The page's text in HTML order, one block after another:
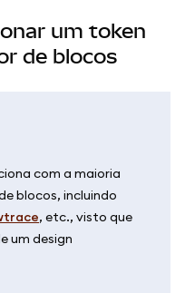
um token
de blocos
com a maioria
blocos, incluindo
, etc., visto que
um design